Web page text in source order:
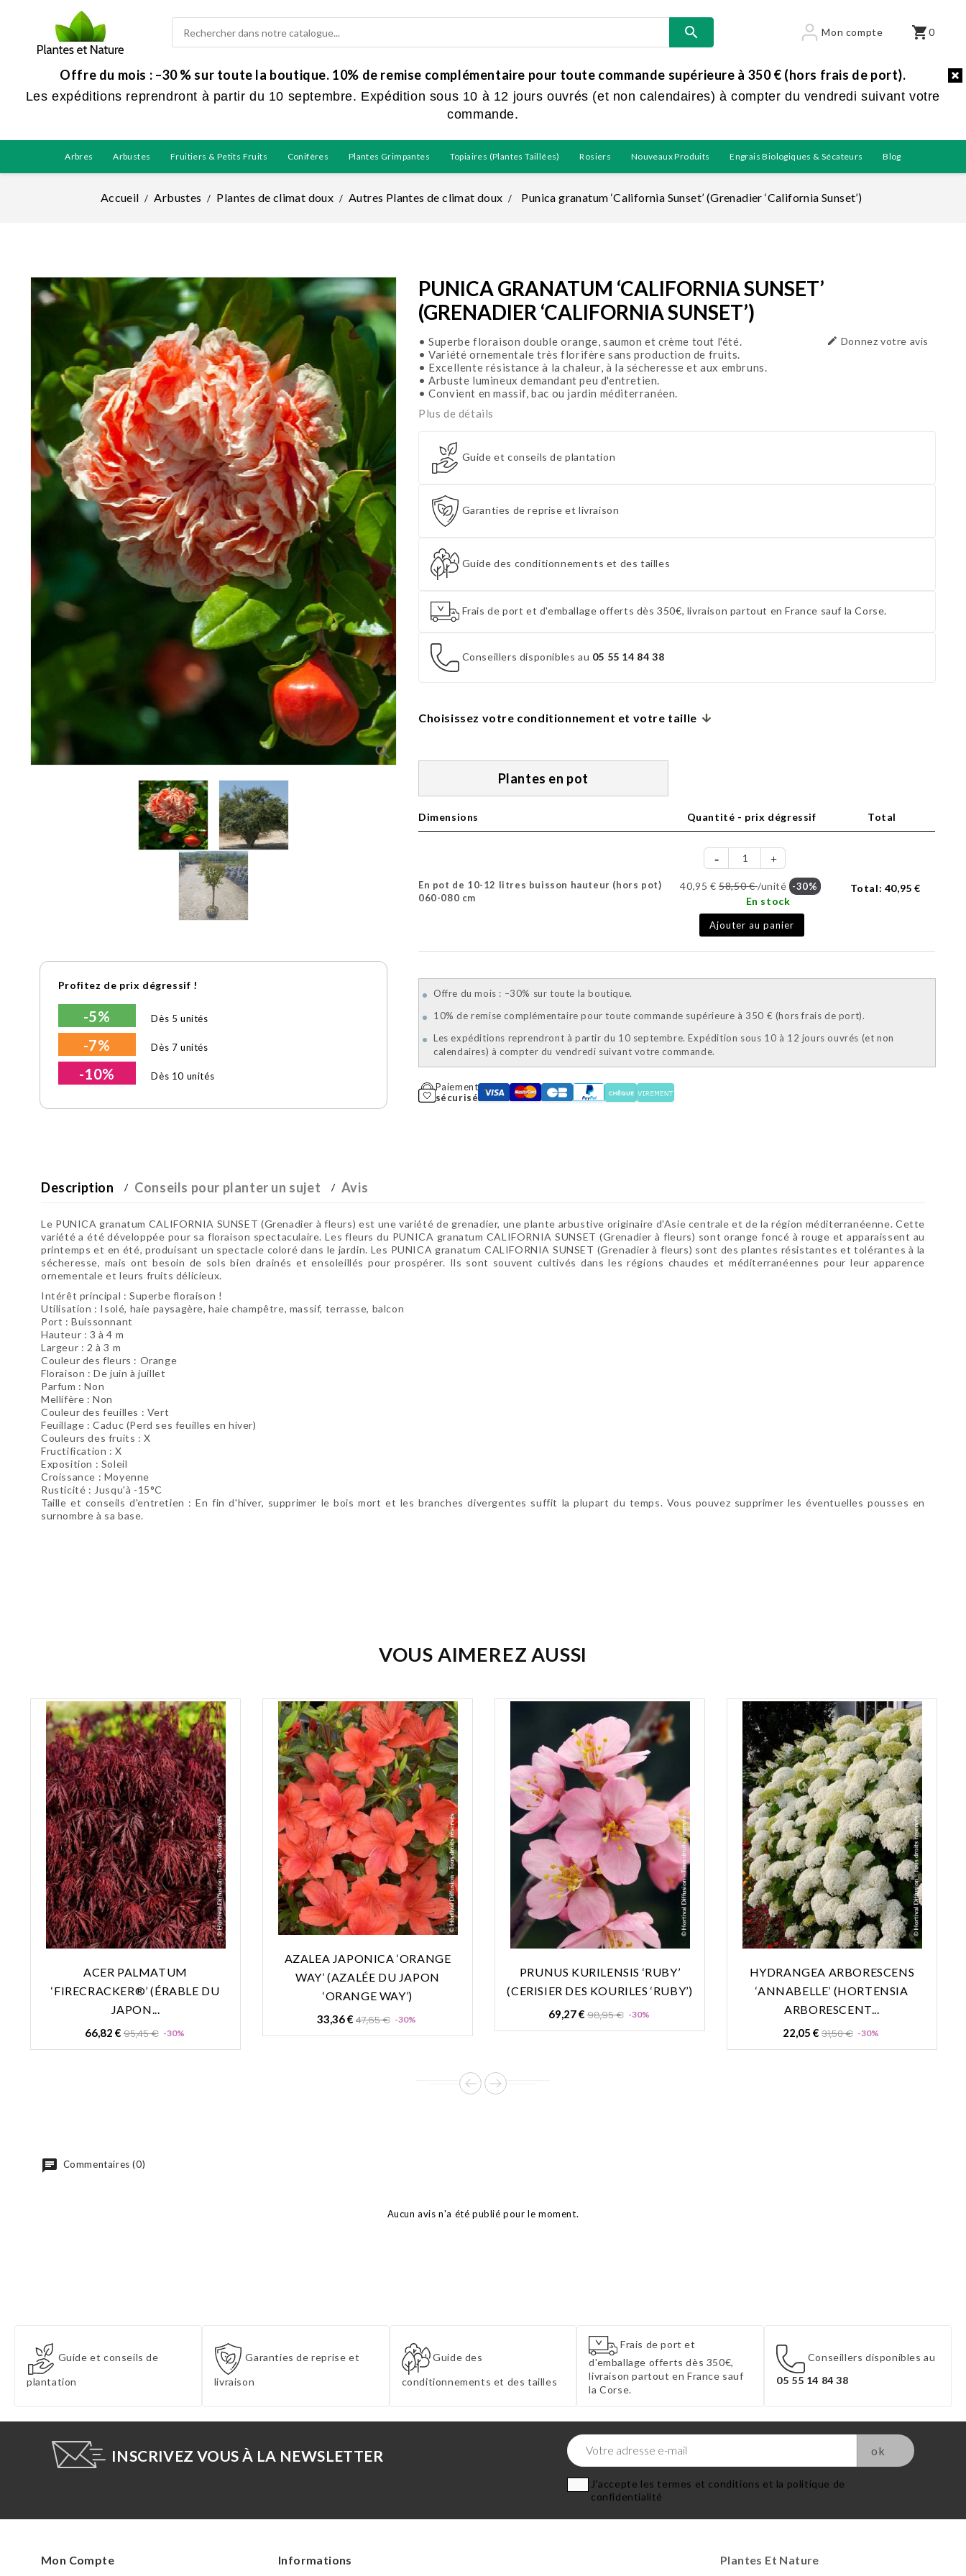
Offre du mois : –30 % sur toute la boutique. 10% de remise complémentaire pour toute commande supérieure à 350 € (hors frais de port).
Les expéditions reprendront à partir du 10 septembre. Expédition sous 10 à 12 jours ouvrés (et non calendaires) à compter du vendredi suivant votre
commande.
 Mon compte shopping_cart0
Arbres Arbustes Fruitiers & Petits Fruits Conifères Plantes Grimpantes Topiaires (plantes Taillées) Rosiers Nouveaux Produits Engrais Biologiques & Sécateurs Blog
Accueil Arbustes Plantes de climat doux Autres Plantes de climat doux Punica granatum ‘California Sunset’ (Grenadier ‘California Sunset’)
search
Profitez de prix dégressif !
-5% Dès 5 unités
-7% Dès 7 unités
-10% Dès 10 unités
PUNICA GRANATUM ‘CALIFORNIA SUNSET’
(GRENADIER ‘CALIFORNIA SUNSET’)
 Donnez votre avis
• Superbe floraison double orange, saumon et crème tout l'été.
• Variété ornementale très florifère sans production de fruits.
• Excellente résistance à la chaleur, à la sécheresse et aux embruns.
• Arbuste lumineux demandant peu d'entretien.
• Convient en massif, bac ou jardin méditerranéen.
Plus de détails
Guide et conseils de plantation
Garanties de reprise et livraison
Guide des conditionnements et des tailles
Frais de port et d'emballage offerts dès 350€, livraison partout en France sauf la Corse.
Conseillers disponibles au 05 55 14 84 38
Choisissez votre conditionnement et votre taille
Plantes en pot
Dimensions Quantité - prix dégressif Total
En pot de 10-12 litres buisson hauteur (hors pot)
060-080 cm
40,95 €58,50 €/unité -30%
En stock
Ajouter au panier
Total: 40,95 €
Offre du mois : –30% sur toute la boutique.
10% de remise complémentaire pour toute commande supérieure à 350 € (hors frais de port).
Les expéditions reprendront à partir du 10 septembre. Expédition sous 10 à 12 jours ouvrés (et non
calendaires) à compter du vendredi suivant votre commande.
Paiement
sécurisé
Description Conseils pour planter un sujet Avis
Le PUNICA granatum CALIFORNIA SUNSET (Grenadier à fleurs) est une variété de grenadier, une plante arbustive originaire d'Asie centrale et de la région méditerranéenne. Cette
variété a été développée pour sa floraison spectaculaire. Les fleurs du PUNICA granatum CALIFORNIA SUNSET (Grenadier à fleurs) sont orange foncé à rouge et apparaissent au
printemps et en été, produisant un spectacle coloré dans le jardin. Les PUNICA granatum CALIFORNIA SUNSET (Grenadier à fleurs) sont des plantes résistantes et tolérantes à la
sécheresse, mais ont besoin de sols bien drainés et ensoleillés pour prospérer. Ils sont souvent cultivés dans les régions chaudes et méditerranéennes pour leur apparence
ornementale et leurs fruits délicieux.
Intérêt principal : Superbe floraison !
Utilisation : Isolé, haie paysagère, haie champêtre, massif, terrasse, balcon
Port : Buissonnant
Hauteur : 3 à 4 m
Largeur : 2 à 3 m
Couleur des fleurs : Orange
Floraison : De juin à juillet
Parfum : Non
Mellifère : Non
Couleur des feuilles : Vert
Feuillage : Caduc (Perd ses feuilles en hiver)
Couleurs des fruits : X
Fructification : X
Exposition : Soleil
Croissance : Moyenne
Rusticité : Jusqu'à -15°C
Taille et conseils d'entretien : En fin d'hiver, supprimer le bois mort et les branches divergentes suffit la plupart du temps. Vous pouvez supprimer les éventuelles pousses en
surnombre à sa base.
VOUS AIMEREZ AUSSI
ACER PALMATUM
‘FIRECRACKER®’ (ÉRABLE DU
JAPON...
66,82 €Prix
95,45 € -30%
AZALEA JAPONICA ‘ORANGE
WAY’ (AZALÉE DU JAPON
‘ORANGE WAY’)
33,36 € Prix
47,65 € -30%
PRUNUS KURILENSIS ‘RUBY’
(CERISIER DES KOURILES ‘RUBY’)
69,27 €Prix
98,95 € -30%
HYDRANGEA ARBORESCENS
‘ANNABELLE’ (HORTENSIA
ARBORESCENT...
22,05 € Prix
31,50 € -30%
Commentaires (0)
Aucun avis n'a été publié pour le moment.
Guide et conseils de
plantation
Garanties de reprise et
livraison
Guide des
conditionnements et des tailles
Frais de port et
d'emballage offerts dès 350€,
livraison partout en France sauf
la Corse.
Conseillers disponibles au
05 55 14 84 38
INSCRIVEZ VOUS À LA NEWSLETTER
J'accepte les termes et conditions et la politique de
confidentialité
Mon Compte Informations Plantes Et Nature